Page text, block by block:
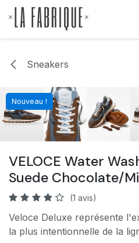
Se rendre au contenu
Sneakers
Nouveau !
Nouveau !
Nouveau !
Nouveau !
Nouveau !
Nouveau !
Nouveau !
VELOCE Water
Suede Chocolate/
(1 avis)
Veloce Deluxe représente
la plus intentionnelle de la